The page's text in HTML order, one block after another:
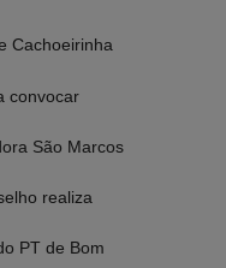
Cachoeirinha
convocar
São Marcos
realiza
PT de Bom